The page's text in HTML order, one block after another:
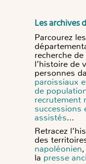
Les
Parcourez
recherche
l’histoire de
personnes
paroissiaux
de
recrutement
successions
assistés...
Retracez
des
napoléonien
la presse